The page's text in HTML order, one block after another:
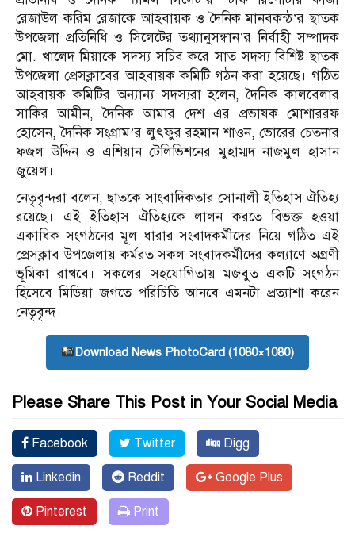
রেজাউল করিম রেজাকে আহবায়ক ও দৈনিক মানবকন্ঠ’র ছাতক
উপজেলা প্রতিনিধি ও সিলেটের তথ্যানুসন্ধান’র নির্বাহী সম্পাদক
মো. খালেদ মিয়াকে সদস্য সচিব করে সাত সদস্য বিশিষ্ট ছাতক
উপজেলা প্রেসক্লাবের আহবায়ক কমিটি গঠন করা হয়েছে। গঠিত
আহবায়ক কমিটির অন্যান্য সদস্যরা হলেন, দৈনিক কালবেলার
সাকির আমীন, দৈনিক আমার দেশ এর প্রভাষক মোশাররফ
হোসেন, দৈনিক সংগ্রাম’র লুৎফুর রহমান শাওন, ভোরের চেতনার
ফজল উদ্দিন ও এশিয়ান টেলিভিশনের মুহাম্মদ নাজমুল হাসান
জুয়েল।
নেতৃবৃন্দরা বলেন, ছাতকে সাংবাদিকতার সোনালী ইতিহাস ঐতিহ্য
রয়েছে। এই ইতিহাস ঐতিহ্যকে লালন করতে বিভক্ত হওয়া
একাধিক সংগঠনের মূল ধারার সংবাদকর্মীদের নিয়ে গঠিত এই
প্রেসক্লাব উপজেলায় কর্মরত সকল সংবাদকর্মীদের কল্যাণে অগ্রণী
ভূমিকা রাখবে। সকলের সহযোগিতায় মজবুত একটি সংগঠন
হিসেবে মিডিয়া জগতে পরিচিতি আনবে এমনটা প্রত্যাশা করেন
নেতৃবৃন্দ।
Download News PhotoCard (1080×1080)
Please Share This Post in Your Social Media
Facebook Twitter Digg
Linkedin Reddit Google Plus
Pinterest Print